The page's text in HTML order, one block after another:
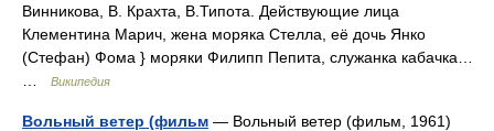
Винникова, В. Крахта, В.Типота. Действующие лица
Клементина Марич, жена моряка Стелла, её дочь Янко
(Стефан) Фома } моряки Филипп Пепита, служанка кабачка…
Википедия
Вольный ветер (фильм — Вольный ветер (фильм, 1961)